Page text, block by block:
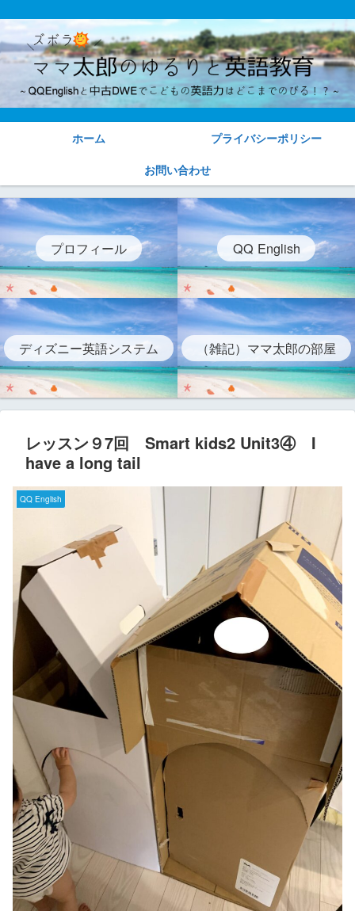
ホーム
プライバシーポリシー
お問い合わせ
プロフィール QQ English
ディズニー英語システム （雑記）ママ太郎の部屋
レッスン９7回 Smart kids2 Unit3④ I
have a long tail
QQ English